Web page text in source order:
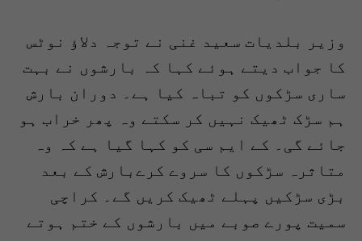
وزیر بلدیات سعید غنی نے توجہ دلاﺅ نوٹس
کا جواب دیتے ہوئے کہا کہ بارشوں نے بہت
ساری سڑکوں کو تباہ کیا ہے۔ دوران بارش
ہم سڑک ٹھیک نہیں کر سکتے وہ پھر خراب ہو
جائے گی۔ کے ایم سی کو کہا گیا ہے کہ وہ
متاثرہ سڑکوں کا سروے کرےبارش کے بعد
بڑی سڑکیں پہلے ٹھیک کریں گے۔ کراچی
سمیت پورے صوبے میں بارشوں کے ختم ہوتے